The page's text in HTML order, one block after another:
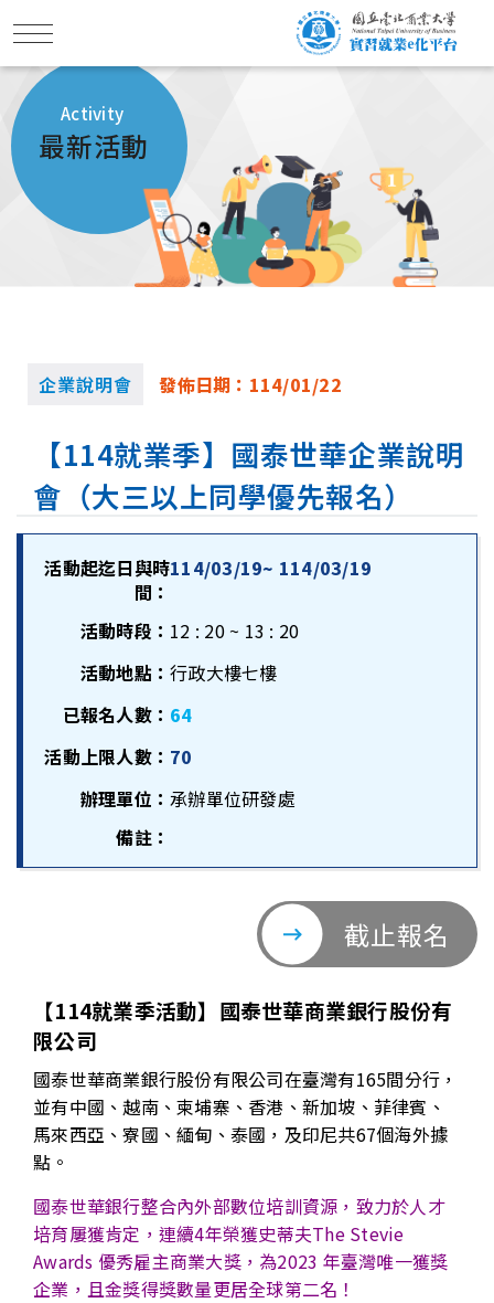
Activity
最新活動
企業說明會 發佈日期： 114/01/22
【114就業季】國泰世華企業說明
會（大三以上同學優先報名）
活動起迄日與時
間：
114/03/19~ 114/03/19
活動時段： 12 : 20 ~ 13 : 20
活動地點： 行政大樓七樓
已報名人數： 64
活動上限人數： 70
辦理單位： 承辦單位研發處
備註：
截止報名
【114就業季活動】國泰世華商業銀行股份有
限公司
國泰世華商業銀行股份有限公司在臺灣有165間分行，
並有中國、越南、柬埔寨、香港、新加坡、菲律賓、
馬來西亞、寮國、緬甸、泰國，及印尼共67個海外據
點。
國泰世華銀行整合內外部數位培訓資源，致力於人才
培育屢獲肯定，連續4年榮獲史蒂夫The Stevie
Awards 優秀雇主商業大獎，為2023 年臺灣唯一獲獎
企業，且金獎得獎數量更居全球第二名！